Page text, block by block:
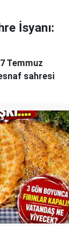
İsyanı:
Temmuz
sahresi